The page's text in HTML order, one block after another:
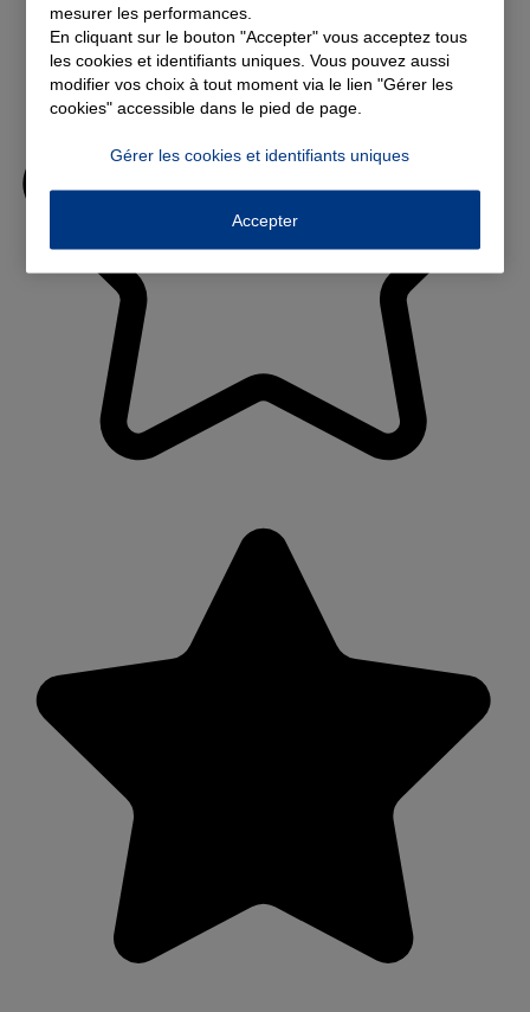
mesurer les performances.
En cliquant sur le bouton "Accepter" vous acceptez tous
les cookies et identifiants uniques. Vous pouvez aussi
modifier vos choix à tout moment via le lien "Gérer les
cookies" accessible dans le pied de page.
Gérer les cookies et identifiants uniques
Accepter